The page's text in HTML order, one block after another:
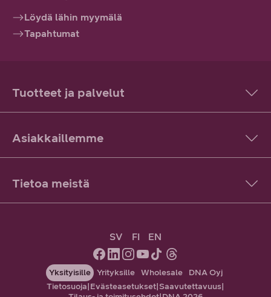
Löydä lähin myymälä
Tapahtumat
Tuotteet ja palvelut
Asiakkaillemme
Tietoa meistä
SV FI EN
Yksityisille Yrityksille Wholesale
DNA Oyj
Tietosuoja|Evästeasetukset|Saavutettavuus|